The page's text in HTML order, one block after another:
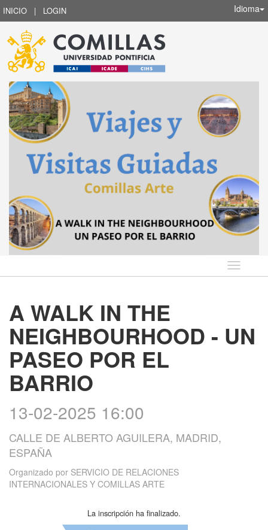
INICIO | LOGIN Idioma
Idioma
A WALK IN THE
NEIGHBOURHOOD - UN
PASEO POR EL
BARRIO
13-02-2025 16:00
CALLE DE ALBERTO AGUILERA, MADRID,
ESPAÑA
Organizado por SERVICIO DE RELACIONES
INTERNACIONALES Y COMILLAS ARTE
La inscripción ha finalizado.